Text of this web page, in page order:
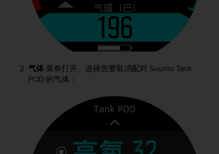
气体菜单打开。选择您要取消配对 Suunto Tank
POD 的气体：